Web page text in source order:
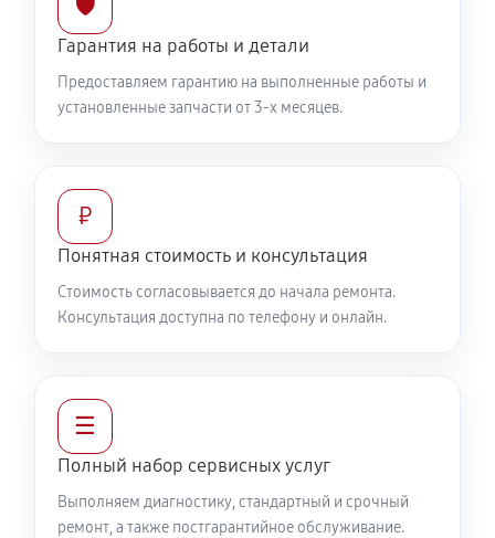
🛡️
Гарантия на работы и детали
Предоставляем гарантию на выполненные работы и
установленные запчасти от 3-х месяцев.
₽
Понятная стоимость и консультация
Стоимость согласовывается до начала ремонта.
Консультация доступна по телефону и онлайн.
☰
Полный набор сервисных услуг
Выполняем диагностику, стандартный и срочный
ремонт, а также постгарантийное обслуживание.